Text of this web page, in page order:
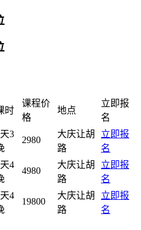
时
课程价
格
地点
立即报
名
3
2980
大庆让胡
路
立即报
名
4
4980
大庆让胡
路
立即报
名
4
19800
大庆让胡
路
立即报
名